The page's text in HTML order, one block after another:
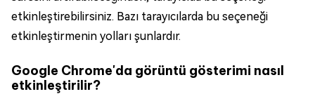
etkinleştirebilirsiniz. Bazı tarayıcılarda bu seçeneği
etkinleştirmenin yolları şunlardır.
Google Chrome'da görüntü gösterimi nasıl
etkinleştirilir?